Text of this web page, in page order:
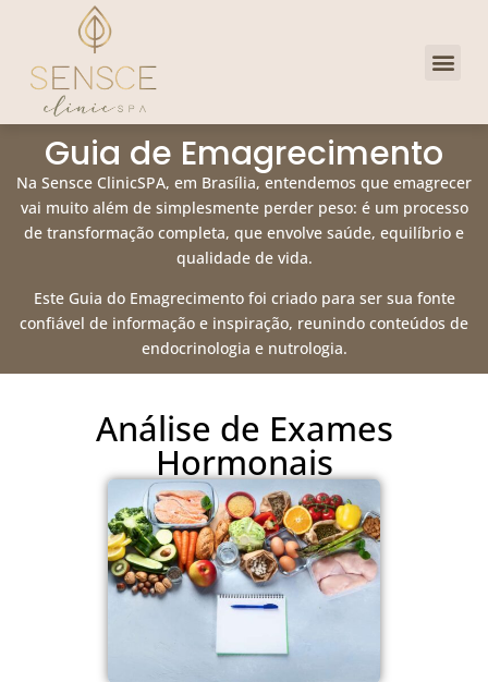
Guia de Emagrecimento
Na Sensce ClinicSPA, em Brasília, entendemos que emagrecer
vai muito além de simplesmente perder peso: é um processo
de transformação completa, que envolve saúde, equilíbrio e
qualidade de vida.
Este Guia do Emagrecimento foi criado para ser sua fonte
confiável de informação e inspiração, reunindo conteúdos de
endocrinologia e nutrologia.
Análise de Exames
Hormonais